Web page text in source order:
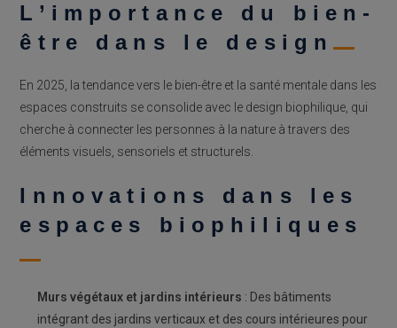
L’importance du bien-
être dans le design
En 2025, la tendance vers le bien-être et la santé mentale dans les
espaces construits se consolide avec le design biophilique, qui
cherche à connecter les personnes à la nature à travers des
éléments visuels, sensoriels et structurels.
Innovations dans les
espaces biophiliques
Murs végétaux et jardins intérieurs : Des bâtiments
intégrant des jardins verticaux et des cours intérieures pour